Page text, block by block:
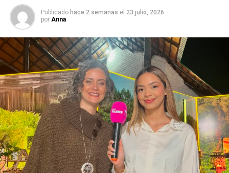
Publicado hace 2 semanas el 23 julio, 2026
por Anna